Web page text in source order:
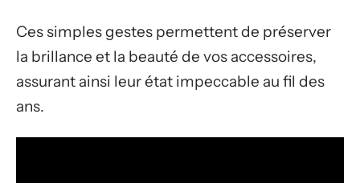
Ces simples gestes permettent de préserver
la brillance et la beauté de vos accessoires,
assurant ainsi leur état impeccable au fil des
ans.